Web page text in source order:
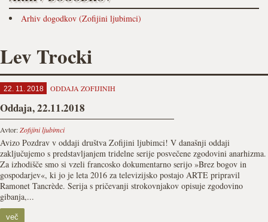
Arhiv dogodkov (Zofijini ljubimci)
Lev Trocki
22. 11. 2018 ODDAJA ZOFIJINIH
Oddaja, 22.11.2018
Avtor:Zofijini ljubimci
Avizo Pozdrav v oddaji društva Zofijini ljubimci! V današnji oddaji
zaključujemo s predstavljanjem tridelne serije posvečene zgodovini anarhizma.
Za izhodišče smo si vzeli francosko dokumentarno serijo »Brez bogov in
gospodarjev«, ki jo je leta 2016 za televizijsko postajo ARTE pripravil
Ramonet Tancrède. Serija s pričevanji strokovnjakov opisuje zgodovino
gibanja,...
več